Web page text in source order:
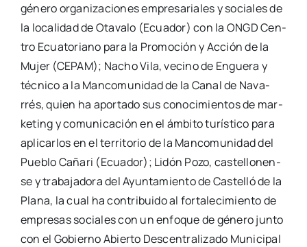
géne­ro orga­ni­za­cio­nes empre­sa­ria­les y socia­les de
la loca­li­dad de Ota­va­lo (Ecua­dor) con la ONGD Cen­
tro Ecua­to­riano para la Pro­mo­ción y Acción de la
Mujer (CEPAM); Nacho Vila, vecino de Engue­ra y
téc­ni­co a la Man­co­mu­ni­dad de la Canal de Nava­
rrés, quien ha apor­ta­do sus cono­ci­mien­tos de mar­
ke­ting y comu­ni­ca­ción en el ámbi­to turís­ti­co para
apli­car­los en el terri­to­rio de la Man­co­mu­ni­dad del
Pue­blo Caña­ri (Ecua­dor); Lidón Pozo, cas­te­llo­nen­
se y tra­ba­ja­do­ra del Ayun­ta­mien­to de Cas­te­lló de la
Pla­na, la cual ha con­tri­bui­do al for­ta­le­ci­mien­to de
empre­sas socia­les con un enfo­que de géne­ro jun­to
con el Gobierno Abier­to Des­cen­tra­li­za­do Muni­ci­pal